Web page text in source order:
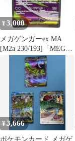
¥ 3,000
メガゲンガーex MA
[M2a 230/193]「MEGA
ドリームex」
¥3,666
ポケモンカード メガゲ